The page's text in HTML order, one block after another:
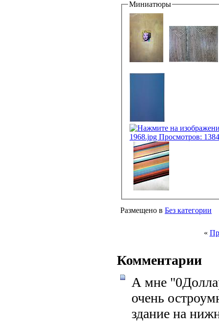
Миниатюры
Размещено в Без категории
«
Комментарии
А мне
очень
здание на